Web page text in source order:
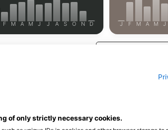
F M A M J J A S O N D J F M A M J
на овој
of only strictly necessary cookies.